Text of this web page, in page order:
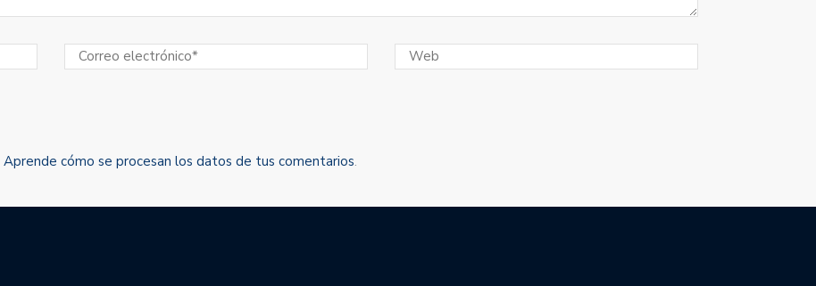
Aprende cómo se procesan los datos de tus comentarios.